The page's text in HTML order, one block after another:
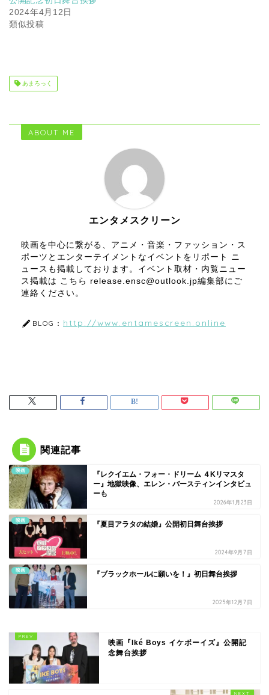
2024年4月12日
類似投稿
あまろっく
ABOUT ME
エンタメスクリーン
映画を中心に繋がる、アニメ・音楽・ファッション・ス
ポーツとエンターテイメントなイベントをリポート ニ
ュースも掲載しております。イベント取材・内覧ニュー
ス掲載は こちら release.ensc@outlook.jp編集部にご
連絡ください。
BLOG： http://www.entamescreen.online
関連記事
映画
『レクイエム・フォー・ドリーム ４Kリマスタ
ー』地獄映像、エレン・バースティンインタビュ
ーも
2026年1月23日
映画 『夏目アラタの結婚』公開初日舞台挨拶
2024年9月7日
映画 『ブラックホールに願いを！』初日舞台挨拶
2025年12月7日
映画『Iké Boys イケボーイズ』公開記
念舞台挨拶